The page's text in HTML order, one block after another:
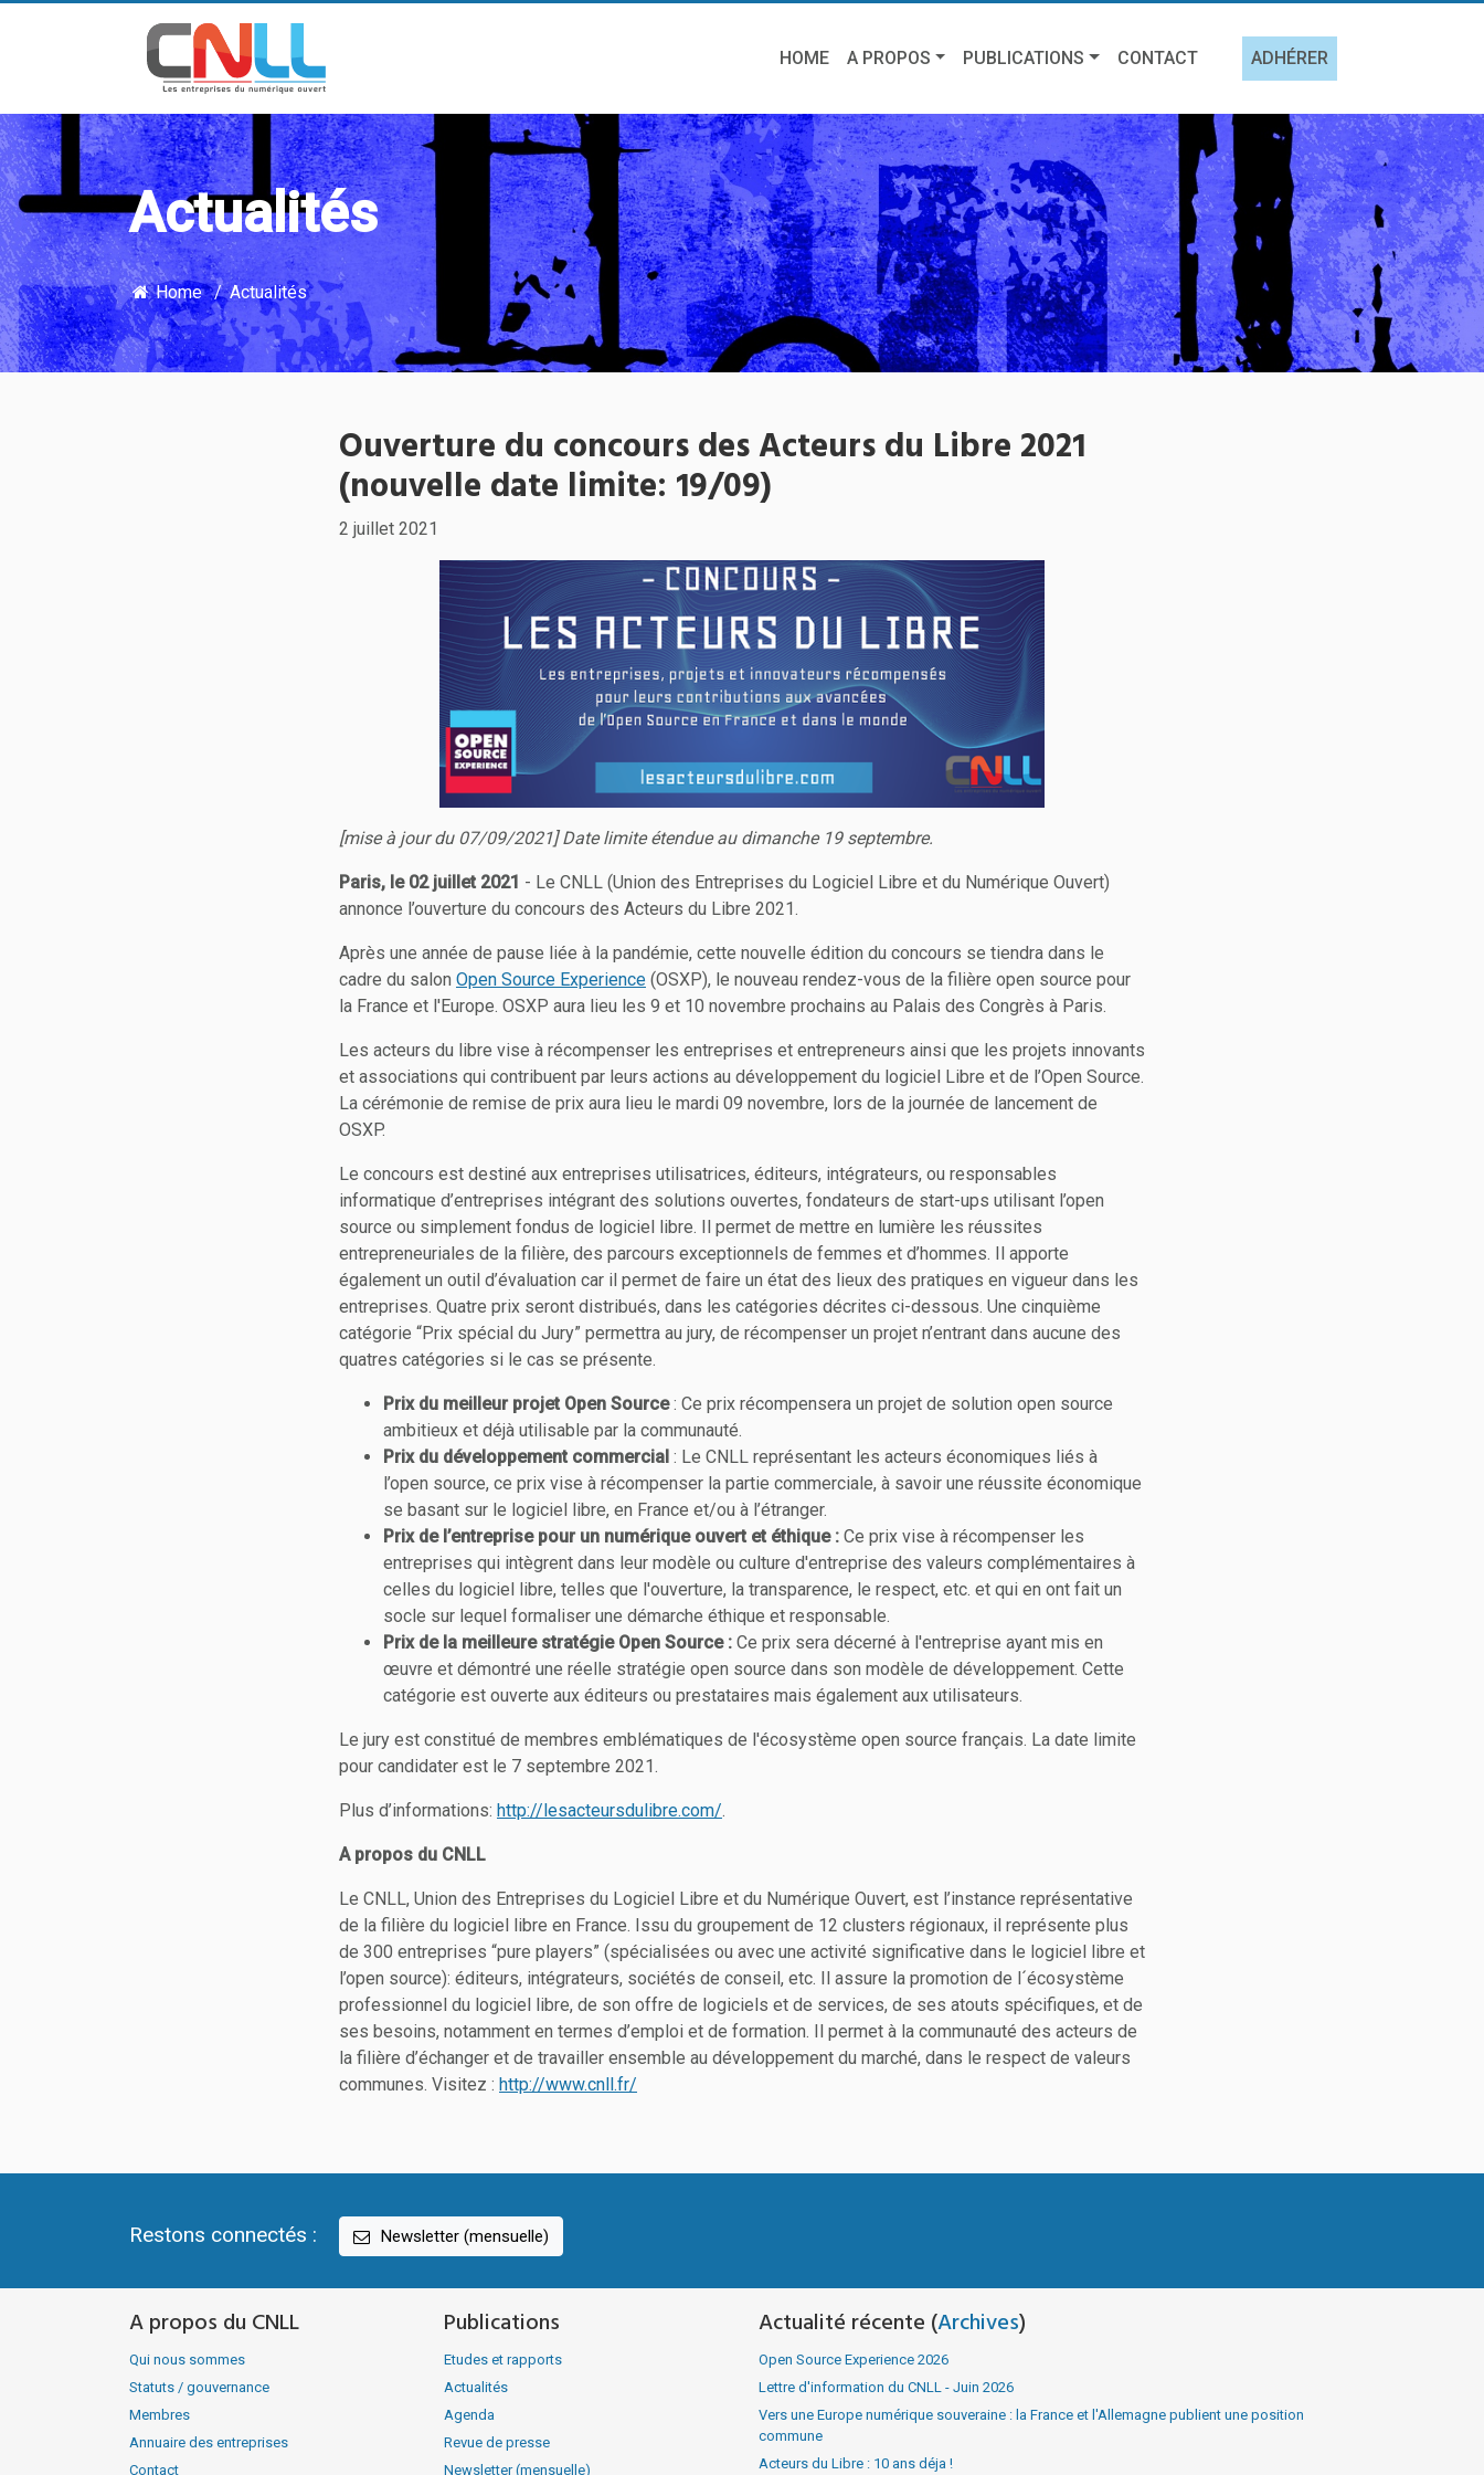
HOME A PROPOS PUBLICATIONS CONTACT ADHÉRER
Actualités
Home Actualités
Ouverture du concours des Acteurs du Libre 2021
(nouvelle date limite: 19/09)
2 juillet 2021
[mise à jour du 07/09/2021] Date limite étendue au dimanche 19 septembre.
Paris, le 02 juillet 2021 - Le CNLL (Union des Entreprises du Logiciel Libre et du Numérique Ouvert)
annonce l’ouverture du concours des Acteurs du Libre 2021.
Après une année de pause liée à la pandémie, cette nouvelle édition du concours se tiendra dans le
cadre du salon Open Source Experience (OSXP), le nouveau rendez-vous de la filière open source pour
la France et l'Europe. OSXP aura lieu les 9 et 10 novembre prochains au Palais des Congrès à Paris.
Les acteurs du libre vise à récompenser les entreprises et entrepreneurs ainsi que les projets innovants
et associations qui contribuent par leurs actions au développement du logiciel Libre et de l’Open Source.
La cérémonie de remise de prix aura lieu le mardi 09 novembre, lors de la journée de lancement de
OSXP.
Le concours est destiné aux entreprises utilisatrices, éditeurs, intégrateurs, ou responsables
informatique d’entreprises intégrant des solutions ouvertes, fondateurs de start-ups utilisant l’open
source ou simplement fondus de logiciel libre. Il permet de mettre en lumière les réussites
entrepreneuriales de la filière, des parcours exceptionnels de femmes et d’hommes. Il apporte
également un outil d’évaluation car il permet de faire un état des lieux des pratiques en vigueur dans les
entreprises. Quatre prix seront distribués, dans les catégories décrites ci-dessous. Une cinquième
catégorie “Prix spécial du Jury” permettra au jury, de récompenser un projet n’entrant dans aucune des
quatres catégories si le cas se présente.
Prix du meilleur projet Open Source: Ce prix récompensera un projet de solution open source
ambitieux et déjà utilisable par la communauté.
Prix du développement commercial : Le CNLL représentant les acteurs économiques liés à
l’open source, ce prix vise à récompenser la partie commerciale, à savoir une réussite économique
se basant sur le logiciel libre, en France et/ou à l’étranger.
Prix de l’entreprise pour un numérique ouvert et éthique : Ce prix vise à récompenser les
entreprises qui intègrent dans leur modèle ou culture d'entreprise des valeurs complémentaires à
celles du logiciel libre, telles que l'ouverture, la transparence, le respect, etc. et qui en ont fait un
socle sur lequel formaliser une démarche éthique et responsable.
Prix de la meilleure stratégie Open Source : Ce prix sera décerné à l'entreprise ayant mis en
œuvre et démontré une réelle stratégie open source dans son modèle de développement. Cette
catégorie est ouverte aux éditeurs ou prestataires mais également aux utilisateurs.
Le jury est constitué de membres emblématiques de l'écosystème open source français. La date limite
pour candidater est le 7 septembre 2021.
Plus d’informations: http://lesacteursdulibre.com/.
A propos du CNLL
Le CNLL, Union des Entreprises du Logiciel Libre et du Numérique Ouvert, est l’instance représentative
de la filière du logiciel libre en France. Issu du groupement de 12 clusters régionaux, il représente plus
de 300 entreprises “pure players” (spécialisées ou avec une activité significative dans le logiciel libre et
l’open source): éditeurs, intégrateurs, sociétés de conseil, etc. Il assure la promotion de l´écosystème
professionnel du logiciel libre, de son offre de logiciels et de services, de ses atouts spécifiques, et de
ses besoins, notamment en termes d’emploi et de formation. Il permet à la communauté des acteurs de
la filière d’échanger et de travailler ensemble au développement du marché, dans le respect de valeurs
communes. Visitez : http://www.cnll.fr/
Restons connectés : Newsletter (mensuelle)
A propos du CNLL
Qui nous sommes
Statuts / gouvernance
Membres
Annuaire des entreprises
Contact
Publications
Etudes et rapports
Actualités
Agenda
Revue de presse
Newsletter (mensuelle)
Actualité récente (Archives)
Open Source Experience 2026
Lettre d'information du CNLL - Juin 2026
Vers une Europe numérique souveraine : la France et l'Allemagne publient une position
commune
Acteurs du Libre : 10 ans déja !